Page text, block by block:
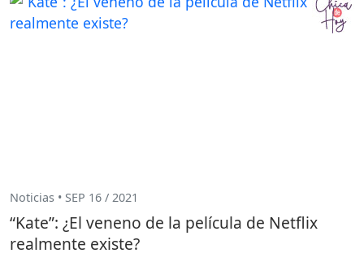
Noticias • SEP 16 / 2021
“Kate”: ¿El veneno de la película de Netflix
realmente existe?